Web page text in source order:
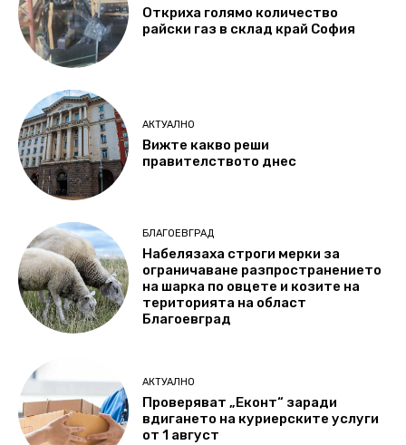
Откриха голямо количество
райски газ в склад край София
АКТУАЛНО
Вижте какво реши
правителството днес
БЛАГОЕВГРАД
Набелязаха строги мерки за
ограничаване разпространението
на шарка по овцете и козите на
територията на област
Благоевград
АКТУАЛНО
Проверяват „Еконт“ заради
вдигането на куриерските услуги
от 1 август